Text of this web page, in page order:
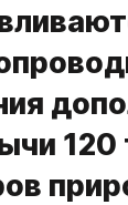
120